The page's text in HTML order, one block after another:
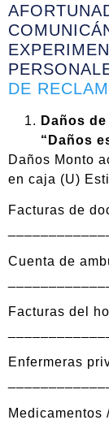
DE
Daños
“Daños
Daños Monto
en caja (U)
Facturas de
Cuenta de
Facturas del
Enfermeras
Medicamentos